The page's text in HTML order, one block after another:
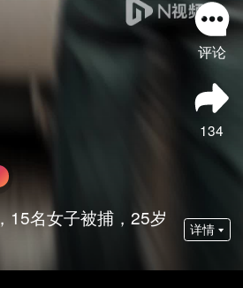
评论
134
15名女子被捕，25岁
详情